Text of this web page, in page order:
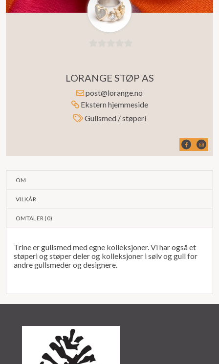
av
5
LORANGE STØP AS
post@lorange.no
Ekstern hjemmeside
Gullsmed / støperi
OM
VILKÅR
OMTALER (0)
Trine er gullsmed med egne kolleksjoner. Vi har også et
støperi og støper deler og kolleksjoner i sølv og gull for
andre gullsmeder og designere.